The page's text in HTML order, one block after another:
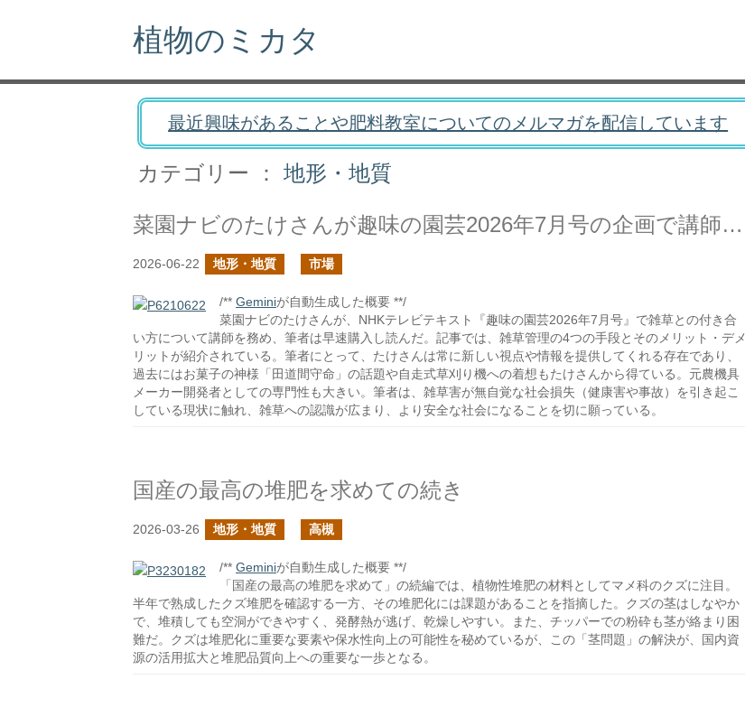
植物のミカタ
最近興味があることや肥料教室についてのメルマガを配信しています
カテゴリー ： 地形・地質
菜園ナビのたけさんが趣味の園芸2026年7月号の企画で講師をされていたので購入した
2026-06-22 地形・地質 市場
/** Geminiが自動生成した概要 **/
菜園ナビのたけさんが、NHKテレビテキスト『趣味の園芸2026年7月号』で雑草との付き合
い方について講師を務め、筆者は早速購入し読んだ。記事では、雑草管理の4つの手段とそのメリット・デメ
リットが紹介されている。筆者にとって、たけさんは常に新しい視点や情報を提供してくれる存在であり、
過去にはお菓子の神様「田道間守命」の話題や自走式草刈り機への着想もたけさんから得ている。元農機具
メーカー開発者としての専門性も大きい。筆者は、雑草害が無自覚な社会損失（健康害や事故）を引き起こ
している現状に触れ、雑草への認識が広まり、より安全な社会になることを切に願っている。
国産の最高の堆肥を求めての続き
2026-03-26 地形・地質 高槻
/** Geminiが自動生成した概要 **/
「国産の最高の堆肥を求めて」の続編では、植物性堆肥の材料としてマメ科のクズに注目。
半年で熟成したクズ堆肥を確認する一方、その堆肥化には課題があることを指摘した。クズの茎はしなやか
で、堆積しても空洞ができやすく、発酵熱が逃げ、乾燥しやすい。また、チッパーでの粉砕も茎が絡まり困
難だ。クズは堆肥化に重要な要素や保水性向上の可能性を秘めているが、この「茎問題」の解決が、国内資
源の活用拡大と堆肥品質向上への重要な一歩となる。